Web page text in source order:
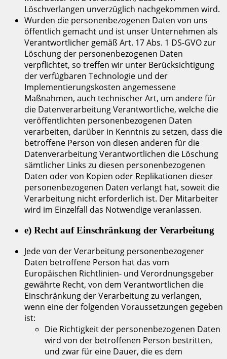
Löschverlangen unverzüglich nachgekommen wird.
Wurden die personenbezogenen Daten von uns
öffentlich gemacht und ist unser Unternehmen als
Verantwortlicher gemäß Art. 17 Abs. 1 DS-GVO zur
Löschung der personenbezogenen Daten
verpflichtet, so treffen wir unter Berücksichtigung
der verfügbaren Technologie und der
Implementierungskosten angemessene
Maßnahmen, auch technischer Art, um andere für
die Datenverarbeitung Verantwortliche, welche die
veröffentlichten personenbezogenen Daten
verarbeiten, darüber in Kenntnis zu setzen, dass die
betroffene Person von diesen anderen für die
Datenverarbeitung Verantwortlichen die Löschung
sämtlicher Links zu diesen personenbezogenen
Daten oder von Kopien oder Replikationen dieser
personenbezogenen Daten verlangt hat, soweit die
Verarbeitung nicht erforderlich ist. Der Mitarbeiter
wird im Einzelfall das Notwendige veranlassen.
e) Recht auf Einschränkung der Verarbeitung
Jede von der Verarbeitung personenbezogener
Daten betroffene Person hat das vom
Europäischen Richtlinien- und Verordnungsgeber
gewährte Recht, von dem Verantwortlichen die
Einschränkung der Verarbeitung zu verlangen,
wenn eine der folgenden Voraussetzungen gegeben
ist:
Die Richtigkeit der personenbezogenen Daten
wird von der betroffenen Person bestritten,
und zwar für eine Dauer, die es dem